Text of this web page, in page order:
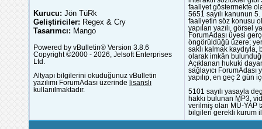
Kurucu: Jön TüRk
Geliştiriciler: Regex & Cry
Tasarımcı: Mango
Powered by vBulletin® Version 3.8.6
Copyright ©2000 - 2026, Jelsoft Enterprises
Ltd.
Altyapı bilgilerini okuduğunuz vBulletin
yazılımı ForumAdası üzerinde lisanslı
kullanılmaktadır.
faaliyet göstermekte
5651 sayılı kanunun
faaliyetin söz konusu
yapılan yazılı, görsel
ForumAdası üyesi
öngörüldüğü üzere;
saklı kalmak
olarak imkân
Açıklanan hukuki
sağlayıcı
yapılıp, en geç 2 gün
5101 sayılı yasayla
hakkı bulunan MP3,
verilmiş olan MÜ-YAP
bilgileri gerekli kurum